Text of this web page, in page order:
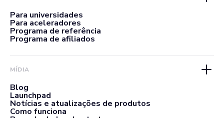
Para universidades
Para aceleradores
Programa de referência
Programa de afiliados
MÍDIA
Blog
Launchpad
Notícias e atualizações de produtos
Como funciona